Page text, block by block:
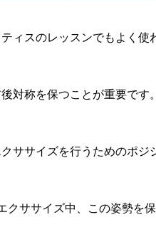
スのレッスンでもよく使
対称を保つことが重要です。
ササイズを行うためのポジ
ササイズ中、この姿勢を